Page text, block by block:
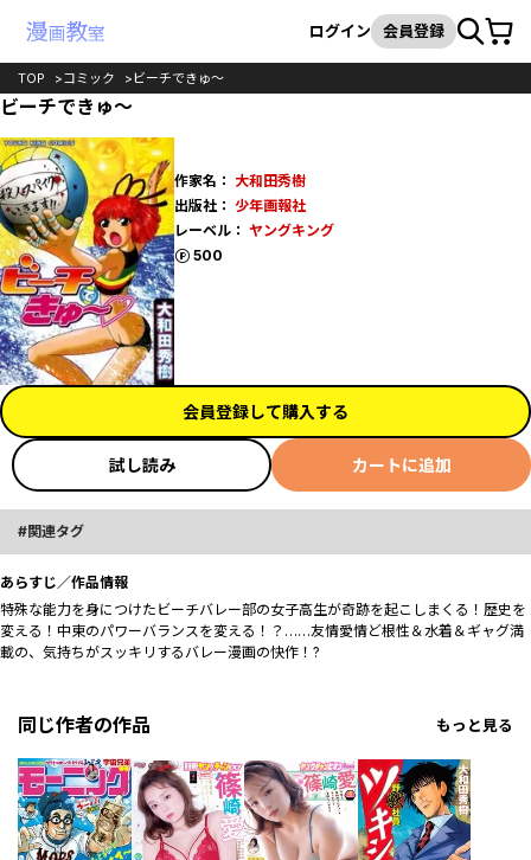
検索
ログイン 会員登録カート
TOP コミック ビーチできゅ～
ビーチできゅ～
作家名： 大和田秀樹
出版社： 少年画報社
レーベル： ヤングキング
500
ポイント
会員登録して購入する
試し読み カートに追加
関連タグ
あらすじ／作品情報
特殊な能力を身につけたビーチバレー部の女子高生が奇跡を起こしまくる！歴史を
変える！中東のパワーバランスを変える！？……友情愛情ど根性＆水着＆ギャグ満
載の、気持ちがスッキリするバレー漫画の快作！?
同じ作者の作品 もっと見る